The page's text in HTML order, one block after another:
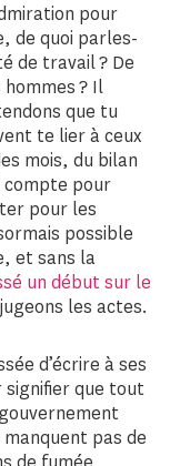
pour
de quoi parles-
de travail ? De
? Il
que tu
te lier à ceux
mois, du bilan
compte pour
pour les
possible
et sans la
un début sur le
les actes.
d’écrire à ses
que tout
pas de